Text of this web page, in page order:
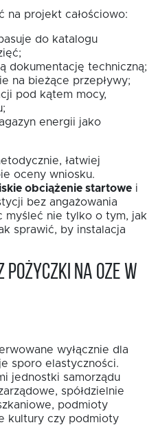
na projekt całościowo:
do katalogu
dokumentację techniczną;
na bieżące przepływy;
pod kątem mocy,
energii jako
łatwiej
oceny wniosku.
obciążenie startowe i
bez angażowania
myśleć nie tylko o tym, jak
sprawić, by instalacja
na OZE w
wyłącznie dla
sporo elastyczności.
jednostki samorządu
spółdzielnie
podmioty
kultury czy podmioty